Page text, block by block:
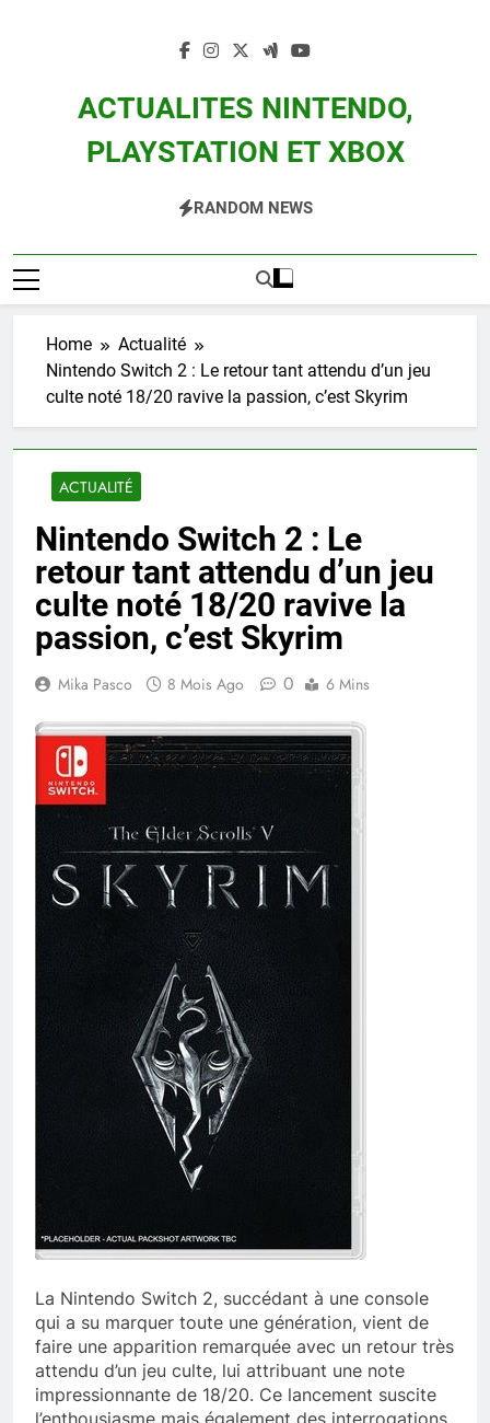
ACTUALITES NINTENDO,
PLAYSTATION ET XBOX
Zelda, Splatoon, Pokemon Entre Autres
RANDOM NEWS
Home
Actualité
Nintendo Switch 2 : Le retour tant attendu d’un jeu
culte noté 18/20 ravive la passion, c’est Skyrim
ACTUALITÉ
Nintendo Switch 2 : Le
retour tant attendu d’un jeu
culte noté 18/20 ravive la
passion, c’est Skyrim
Mika Pasco 8 Mois Ago 0 6 Mins
La Nintendo Switch 2, succédant à une console
qui a su marquer toute une génération, vient de
faire une apparition remarquée avec un retour très
attendu d’un jeu culte, lui attribuant une note
impressionnante de 18/20. Ce lancement suscite